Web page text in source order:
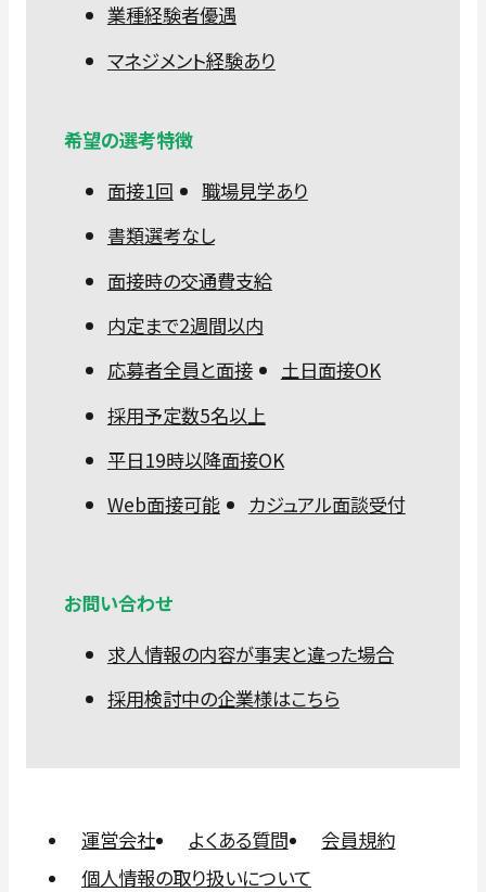
業種経験者優遇
マネジメント経験あり
希望の選考特徴
面接1回
職場見学あり
書類選考なし
面接時の交通費支給
内定まで2週間以内
応募者全員と面接
土日面接OK
採用予定数5名以上
平日19時以降面接OK
Web面接可能
カジュアル面談受付
お問い合わせ
求人情報の内容が事実と違った場合
採用検討中の企業様はこちら
運営会社 よくある質問
会員規約
個人情報の取り扱いについて